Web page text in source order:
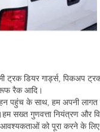
डियर गार्ड्स, पिकअप
रूफ रैक आदि।
पहुंच के साथ, हम अपनी
सख्त गुणवत्ता नियंत्रण और
को पूरा करने के